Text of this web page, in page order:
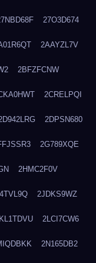
27O3D674
2AAYZL7V
2BFZFCNW
2CRELPQI
2DPSN680
2G789XQE
2HMC2F0V
2JDKS9WZ
2LCI7CW6
2N165DB2